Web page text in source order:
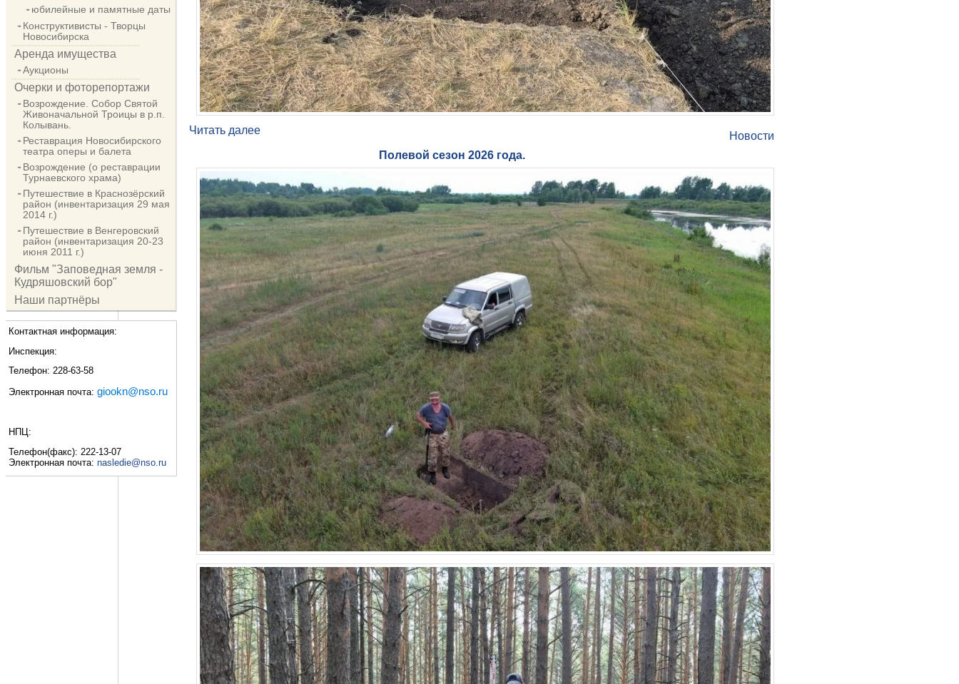
юбилейные и памятные даты
Конструктивисты - Творцы
Новосибирска
Аренда имущества
Аукционы
Очерки и фоторепортажи
Возрождение. Собор Святой
Живоначальной Троицы в р.п.
Колывань.
Реставрация Новосибирского
театра оперы и балета
Возрождение (о реставрации
Турнаевского храма)
Путешествие в Краснозёрский
район (инвентаризация 29 мая
2014 г.)
Путешествие в Венгеровский
район (инвентаризация 20-23
июня 2011 г.)
Фильм "Заповедная земля -
Кудряшовский бор"
Наши партнёры
Контактная информация:
Инспекция:
Телефон: 228-63-58
Электронная почта: giookn@nso.ru
НПЦ:
Телефон(факс): 222-13-07
Электронная почта: nasledie@nso.ru
Новости
Читать далее
Полевой сезон 2026 года. ⁣